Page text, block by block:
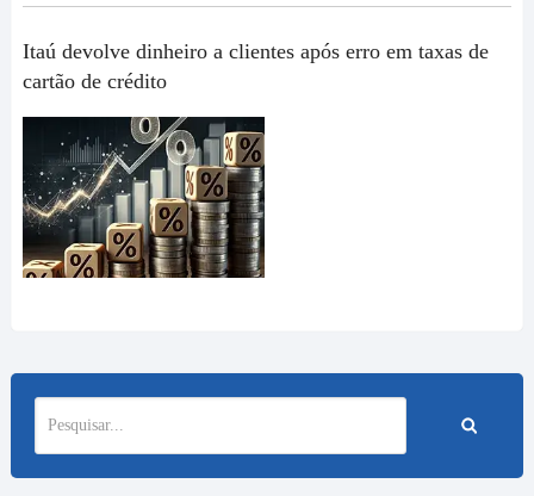
Itaú devolve dinheiro a clientes após erro em taxas de
cartão de crédito